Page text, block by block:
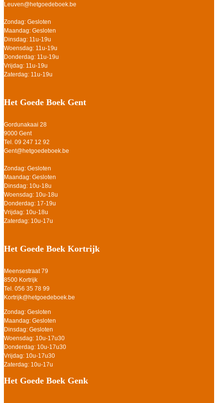
Leuven@hetgoedeboek.be
Zondag: Gesloten
Maandag: Gesloten
Dinsdag: 11u-19u
Woensdag: 11u-19u
Donderdag: 11u-19u
Vrijdag: 11u-19u
Zaterdag: 11u-19u
Het Goede Boek Gent
Gordunakaai 28
9000 Gent
Tel. 09 247 12 92
Gent@hetgoedeboek.be
Zondag: Gesloten
Maandag: Gesloten
Dinsdag: 10u-18u
Woensdag: 10u-18u
Donderdag: 17-19u
Vrijdag: 10u-18u
Zaterdag: 10u-17u
Het Goede Boek Kortrijk
Meensestraat 79
8500 Kortrijk
Tel. 056 35 78 99
Kortrijk@hetgoedeboek.be
Zondag: Gesloten
Maandag: Gesloten
Dinsdag: Gesloten
Woensdag: 10u-17u30
Donderdag: 10u-17u30
Vrijdag: 10u-17u30
Zaterdag: 10u-17u
Het Goede Boek Genk